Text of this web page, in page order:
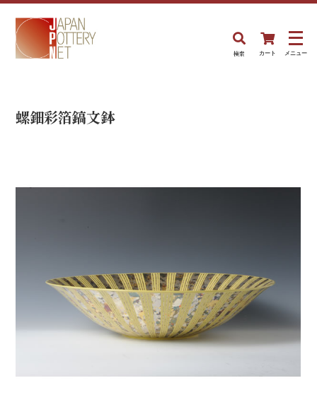
検索 カート メニュー
螺鈿彩箔鎬文鉢